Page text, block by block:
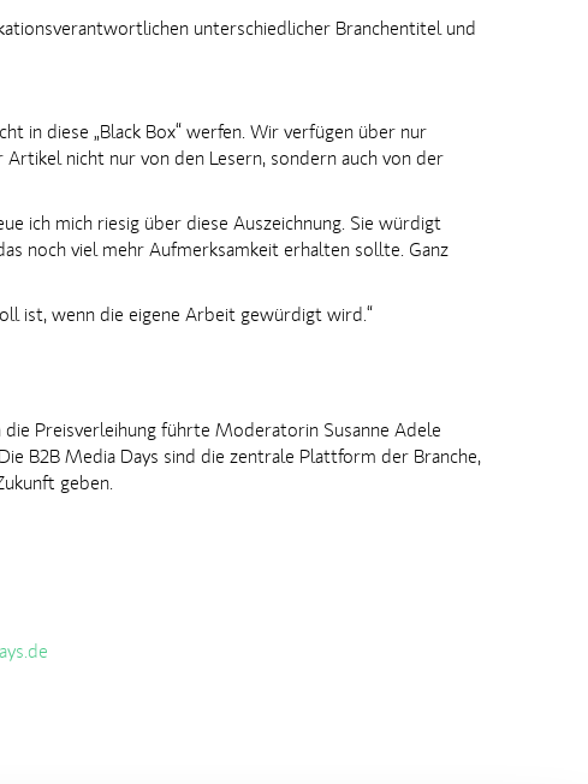
unterschiedlicher Branchentitel und
in diese „Black Box“ werfen. Wir verfügen über nur
nicht nur von den Lesern, sondern auch von der
ich mich riesig über diese Auszeichnung. Sie würdigt
noch viel mehr Aufmerksamkeit erhalten sollte. Ganz
ist, wenn die eigene Arbeit gewürdigt wird.“
die Preisverleihung führte Moderatorin Susanne Adele
B2B Media Days sind die zentrale Plattform der Branche,
geben.